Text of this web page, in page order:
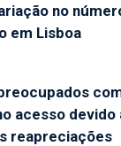
no
em Lisboa
acesso devido
reapreciações